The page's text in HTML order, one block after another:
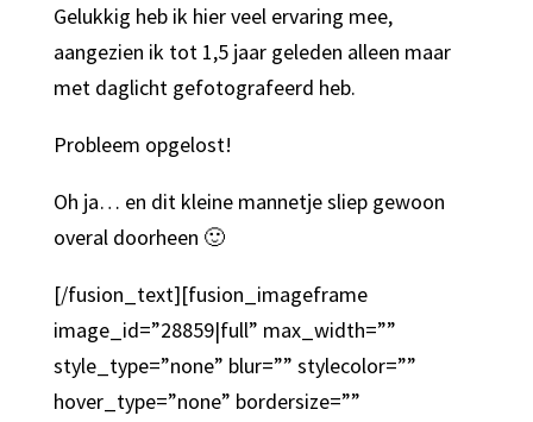
Gelukkig heb ik hier veel ervaring mee,
aangezien ik tot 1,5 jaar geleden alleen maar
met daglicht gefotografeerd heb.
Probleem opgelost!
Oh ja… en dit kleine mannetje sliep gewoon
overal doorheen 🙂
[/fusion_text][fusion_imageframe
image_id=”28859|full” max_width=””
style_type=”none” blur=”” stylecolor=””
hover_type=”none” bordersize=””